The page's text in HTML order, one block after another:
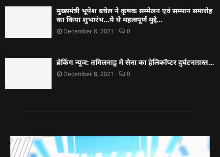
मुख्यमंत्री भूपेश बघेल ने कृषक सम्मेलन एवं सम्मान समारोह
का किया शुभारंभ…ये थे महत्वपूर्ण मुद्दे…
December 8, 2021 0
ब्रेकिंग न्यूज: तमिलनाडु में सेना का हेलिकॉप्टर दुर्घटनाग्रस्त…
December 8, 2021 0